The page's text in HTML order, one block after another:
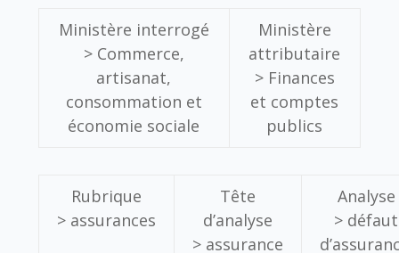
Ministère interrogé
> Commerce,
artisanat,
consommation et
économie sociale
Ministère
attributaire
> Finances
et comptes
publics
Rubrique
> assurances
Tête
d’analyse
> assurance
Analyse
> défaut